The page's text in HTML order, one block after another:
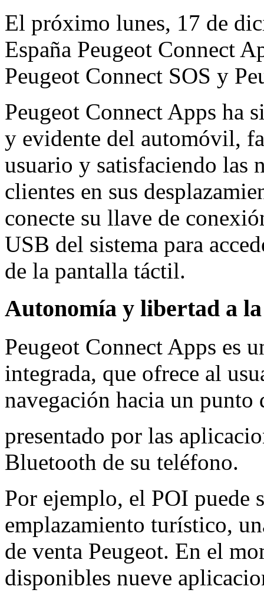
El próximo lunes, 17 de
España Peugeot Connect
Peugeot Connect SOS y
Peugeot Connect Apps ha
y evidente del automóvil,
usuario y satisfaciendo las
clientes en sus
conecte su llave de
USB del sistema para
de la pantalla táctil.
Autonomía y libertad a
Peugeot Connect Apps es
integrada, que ofrece al
navegación hacia un punto
presentado por las
Bluetooth de su teléfono.
Por ejemplo, el POI puede
emplazamiento turístico,
de venta Peugeot. En el
disponibles nueve